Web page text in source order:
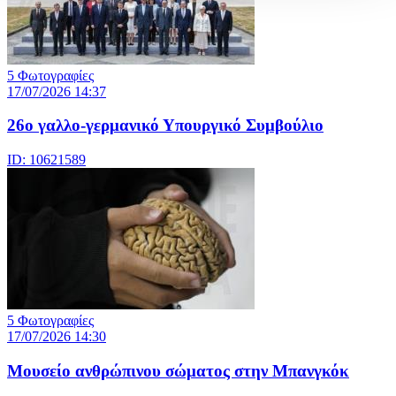
5 Φωτογραφίες
17/07/2026 14:37
26ο γαλλο-γερμανικό Υπουργικό Συμβούλιο
ID: 10621589
5 Φωτογραφίες
17/07/2026 14:30
Μουσείο ανθρώπινου σώματος στην Μπανγκόκ